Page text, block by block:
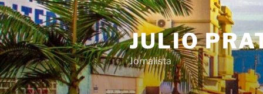
Pular
para
o
conteúdo
JULIO
Jornalista